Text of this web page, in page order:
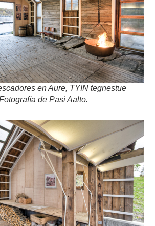
en Aure, TYIN tegnestue
de Pasi Aalto.